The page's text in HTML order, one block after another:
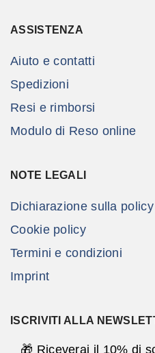
ASSISTENZA
Aiuto e contatti
Spedizioni
Resi e rimborsi
Modulo di Reso online
NOTE LEGALI
Dichiarazione sulla policy
Cookie policy
Termini e condizioni
Imprint
ISCRIVITI ALLA
🎁 Riceverai il 10% di